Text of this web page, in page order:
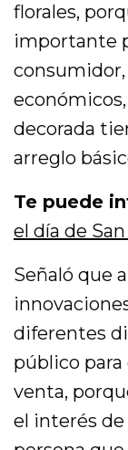
florales,
importante
consumidor,
decorada
arreglo
Te puede
el día de
Señaló que
diferentes
público para
venta,
el interés de